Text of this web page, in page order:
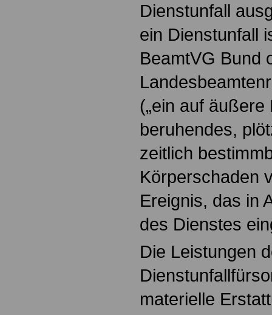
Dienstunfall
ein Dienstunfall
BeamtVG Bund
(„ein auf äußere
beruhendes,
zeitlich
Körperschaden
Ereignis, das in
des Dienstes
Die Leistungen
materielle